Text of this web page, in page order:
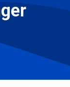
Nhân viên